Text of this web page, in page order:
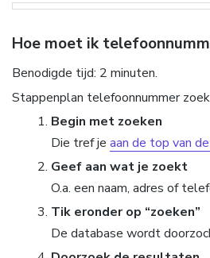
Hoe moet ik
Benodigde tijd: 2 minuten.
Stappenplan telefoonnummer
Begin met zoeken
Die tref je aan de top van
Geef aan wat je zoekt
O.a. een naam, adres of
Tik eronder op “zoeken”
De database wordt